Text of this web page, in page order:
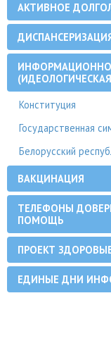
АКТИВНОЕ
Конституция
Государственная
Белорусский
ВАКЦИНАЦИЯ
ТЕЛЕФОНЫ
ПОМОЩЬ
ПРОЕКТ
ЕДИНЫЕ ДНИ